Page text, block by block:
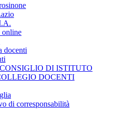
online
docenti
DI ISTITUTO
DOCENTI
di corresponsabilità